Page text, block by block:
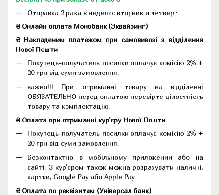
Отправка 2 раза в неделю: вторник и четверг
₴ Онлайн оплата Монобанк (Эквайринг)
₴ Накладеним платежом при самовивозі з відділення
Нової Пошти
Покупець-получатель посилки оплачує комісію 2% +
20 грн від суми замовлення.
важно!!! При отриманні товару на відділенні
ОБЯЗАТЕЛЬНО перед оплатою перевірте цілостність
товару та комплектацію.
₴ Оплата при отриманні кур'єру Нової Пошти
Покупець-получатель посилки оплачує комісію 2% +
20 грн від суми замовлення.
Безконтактно в мобільному приложении або на
сайті. З кур'єром також можна розрахувати наличні,
картки, Google Pay або Apple Pay
₴ Оплата по реквізитам (Універсал банк)